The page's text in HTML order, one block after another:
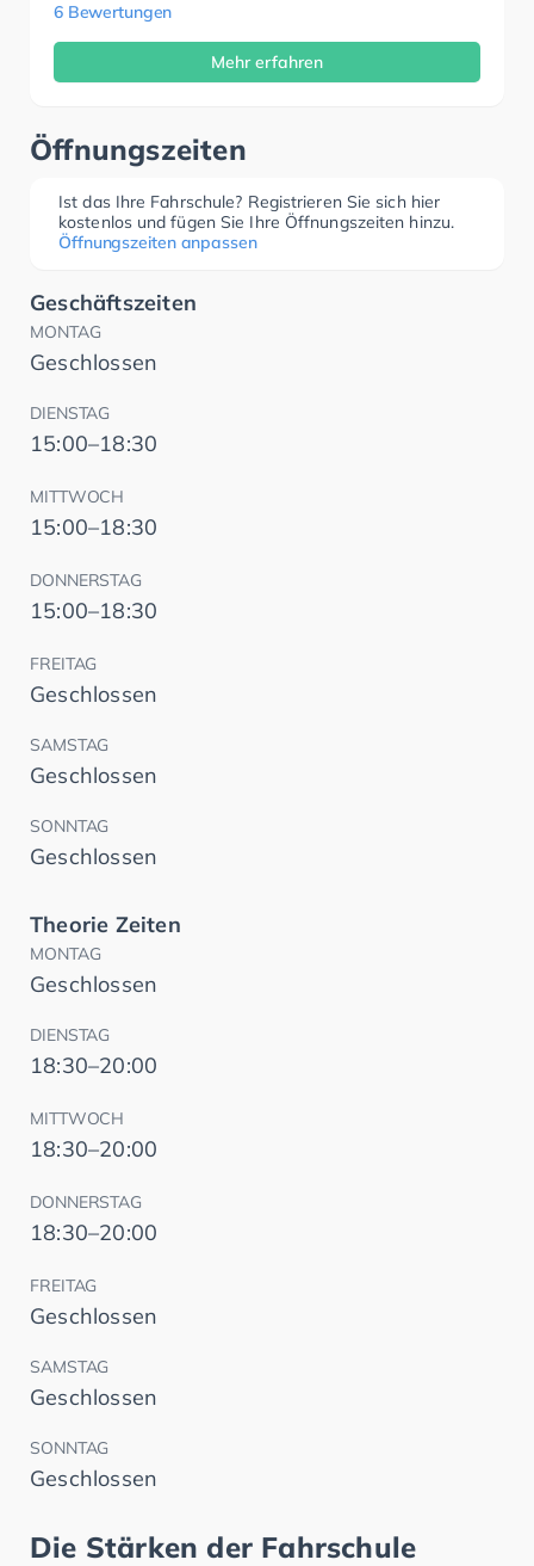
6 Bewertungen
Mehr erfahren
Öffnungszeiten
Ist das Ihre Fahrschule? Registrieren Sie sich hier
kostenlos und fügen Sie Ihre Öffnungszeiten hinzu.
Öffnungszeiten anpassen
Geschäftszeiten
MONTAG
Geschlossen
DIENSTAG
15:00–18:30
MITTWOCH
15:00–18:30
DONNERSTAG
15:00–18:30
FREITAG
Geschlossen
SAMSTAG
Geschlossen
SONNTAG
Geschlossen
Theorie Zeiten
MONTAG
Geschlossen
DIENSTAG
18:30–20:00
MITTWOCH
18:30–20:00
DONNERSTAG
18:30–20:00
FREITAG
Geschlossen
SAMSTAG
Geschlossen
SONNTAG
Geschlossen
Die Stärken der Fahrschule